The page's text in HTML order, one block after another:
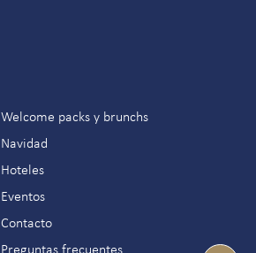
Welcome packs y brunchs
Navidad
Hoteles
Eventos
Contacto